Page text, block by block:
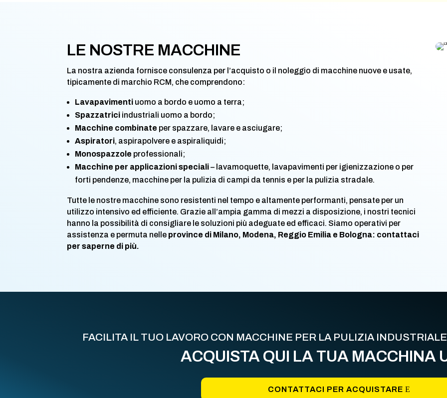
LE NOSTRE MACCHINE
La nostra azienda fornisce consulenza per l’acquisto o il noleggio di macchine nuove e usate,
tipicamente di marchio RCM, che comprendono:
Lavapavimenti uomo a bordo e uomo a terra;
Spazzatrici industriali uomo a bordo;
Macchine combinate per spazzare, lavare e asciugare;
Aspiratori, aspirapolvere e aspiraliquidi;
Monospazzole professionali;
Macchine per applicazioni speciali– lavamoquette, lavapavimenti per igienizzazione o per
forti pendenze, macchine per la pulizia di campi da tennis e per la pulizia stradale.
Tutte le nostre macchine sono resistenti nel tempo e altamente performanti, pensate per un
utilizzo intensivo ed efficiente. Grazie all’ampia gamma di mezzi a disposizione, i nostri tecnici
hanno la possibilità di consigliare le soluzioni più adeguate ed efficaci. Siamo operativi per
assistenza e permuta nelle province di Milano, Modena, Reggio Emilia e Bologna: contattaci
per saperne di più.
FACILITA IL TUO LAVORO CON MACCHINE PER LA PULIZIA
ACQUISTA QUI LA TUA MACCHINA
CONTATTACI PER ACQUISTARE